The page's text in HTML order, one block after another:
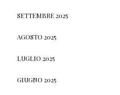
SETTEMBRE 2025
AGOSTO 2025
LUGLIO 2025
GIUGNO 2025